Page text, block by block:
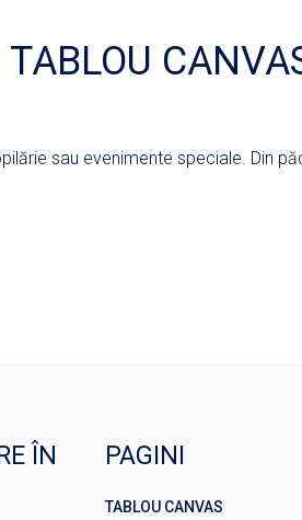
sau evenimente speciale. Din
ÎN
PAGINI
TABLOU CANVAS